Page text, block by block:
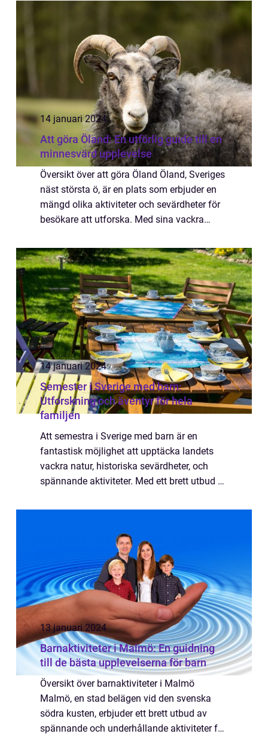
14 januari 2024
Att göra Öland: En utförlig guide till en
minnesvärd upplevelse
Översikt över att göra Öland Öland, Sveriges
näst största ö, är en plats som erbjuder en
mängd olika aktiviteter och sevärdheter för
besökare att utforska. Med sina vackra
platser och rika kulturarv är Öland en...
14 januari 2024
Semester i Sverige med barn:
Utforskning och äventyr för hela
familjen
Att semestra i Sverige med barn är en
fantastisk möjlighet att upptäcka landets
vackra natur, historiska sevärdheter, och
spännande aktiviteter. Med ett brett utbud av
kommer barnen att glädjas över bilsemester,
13 januari 2024
Barnaktiviteter i Malmö: En guidning
till de bästa upplevelserna för barn
Översikt över barnaktiviteter i Malmö
Malmö, en stad belägen vid den svenska
södra kusten, erbjuder ett brett utbud av
spännande och underhållande aktiviteter för